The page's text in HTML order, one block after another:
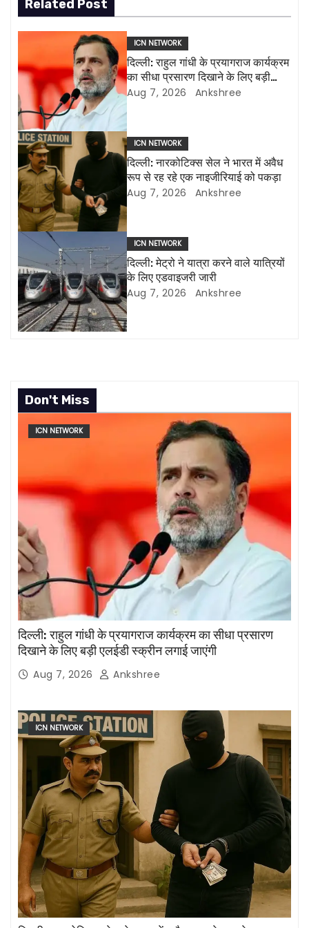
a
i
g
a
t
i
o
n
Related Post
ICN NETWORK
दिल्ली: राहुल गांधी के प्रयागराज कार्यक्रम
का सीधा प्रसारण दिखाने के लिए बड़ी
एलईडी स्क्रीन लगाई जाएंगी
Aug 7, 2026 Ankshree
ICN NETWORK
दिल्ली: नारकोटिक्स सेल ने भारत में अवैध
रूप से रह रहे एक नाइजीरियाई को पकड़ा
Aug 7, 2026 Ankshree
ICN NETWORK
दिल्ली: मेट्रो ने यात्रा करने वाले यात्रियों
के लिए एडवाइजरी जारी
Aug 7, 2026 Ankshree
Don't Miss
ICN NETWORK
दिल्ली: राहुल गांधी के प्रयागराज कार्यक्रम का सीधा प्रसारण
दिखाने के लिए बड़ी एलईडी स्क्रीन लगाई जाएंगी
Aug 7, 2026 Ankshree
ICN NETWORK